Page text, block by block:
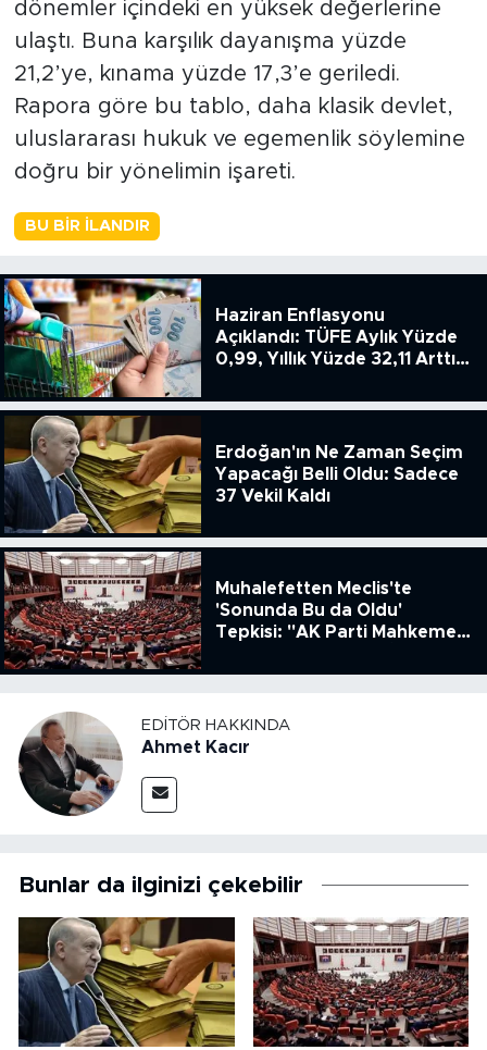
dönemler içindeki en yüksek değerlerine
ulaştı. Buna karşılık dayanışma yüzde
21,2’ye, kınama yüzde 17,3’e geriledi.
Rapora göre bu tablo, daha klasik devlet,
uluslararası hukuk ve egemenlik söylemine
doğru bir yönelimin işareti.
BU BIR İLANDIR
Haziran Enflasyonu
Açıklandı: TÜFE Aylık Yüzde
0,99, Yıllık Yüzde 32,11 Arttı,
51.49
Erdoğan'ın Ne Zaman Seçim
Yapacağı Belli Oldu: Sadece
37 Vekil Kaldı
Muhalefetten Meclis'te
'Sonunda Bu da Oldu'
Tepkisi: "AK Parti Mahkeme
Kanun Çıkardı"
EDITÖR HAKKINDA
Ahmet Kacır
Bunlar da ilginizi çekebilir